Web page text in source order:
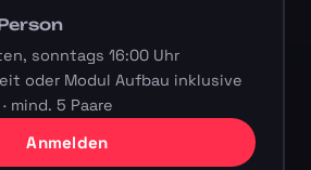
sonntags 16:00 Uhr
oder Modul Aufbau inklusive
mind. 5 Paare
Anmelden